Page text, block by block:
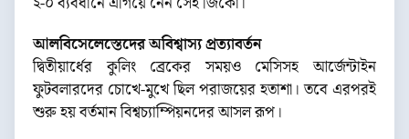
আলবিসেলেস্তেদের অবিশ্বাস্য প্রত্যাবর্তন
দ্বিতীয়ার্ধের কুলিং ব্রেকের সময়ও মেসিসহ আর্জেন্টাইন
ফুটবলারদের চোখে-মুখে ছিল পরাজয়ের হতাশা। তবে এরপরই
শুরু হয় বর্তমান বিশ্বচ্যাম্পিয়নদের আসল রূপ।